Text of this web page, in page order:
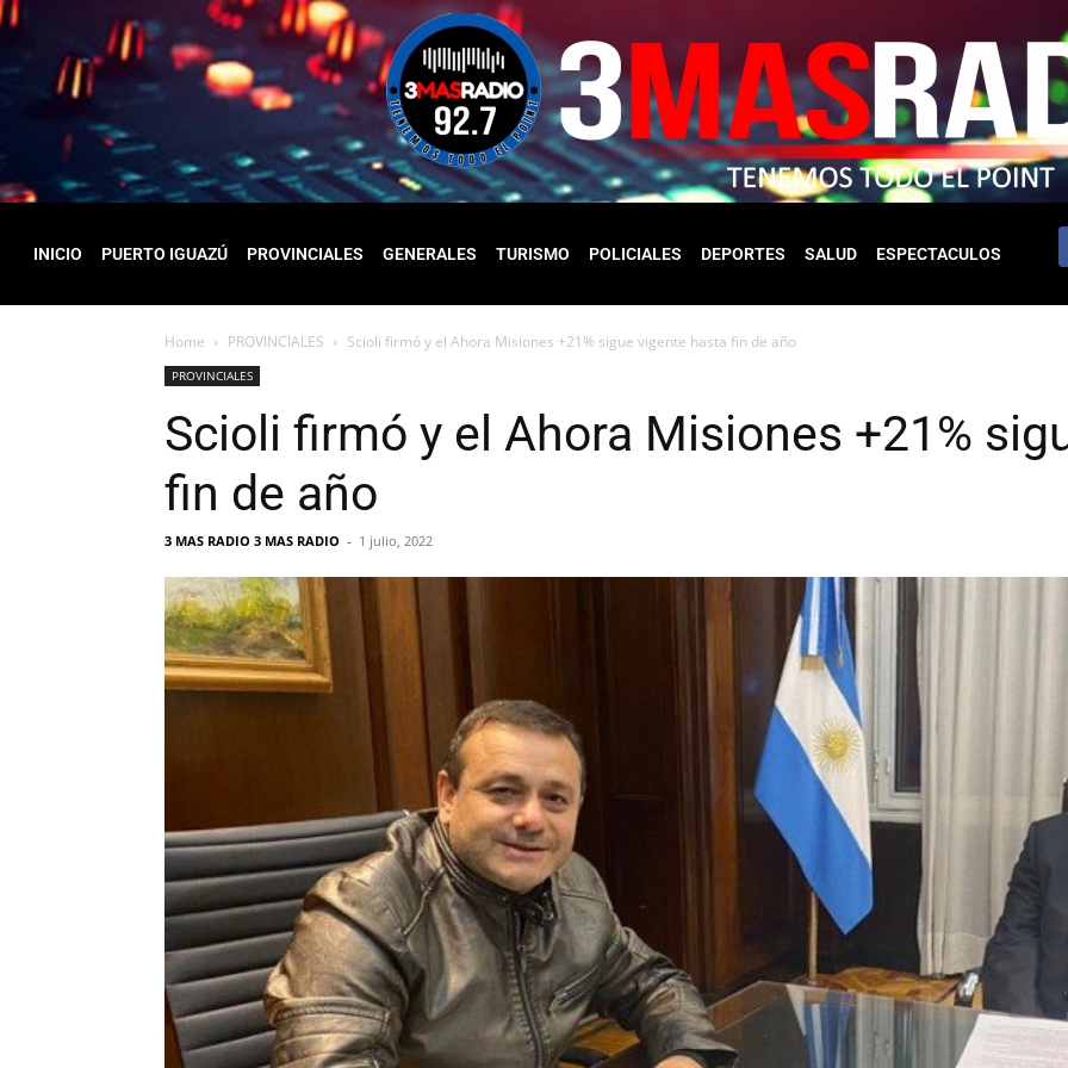
INICIO PUERTO IGUAZÚ PROVINCIALES GENERALES TURISMO POLICIALES DEPORTES SALUD ESPECTACULOS
Home PROVINCIALES Scioli firmó y el Ahora Misiones +21% sigue vigente hasta fin de año
PROVINCIALES
Scioli firmó y el Ahora Misiones +21%
fin de año
3 MAS RADIO 3 MAS RADIO - 1 julio, 2022